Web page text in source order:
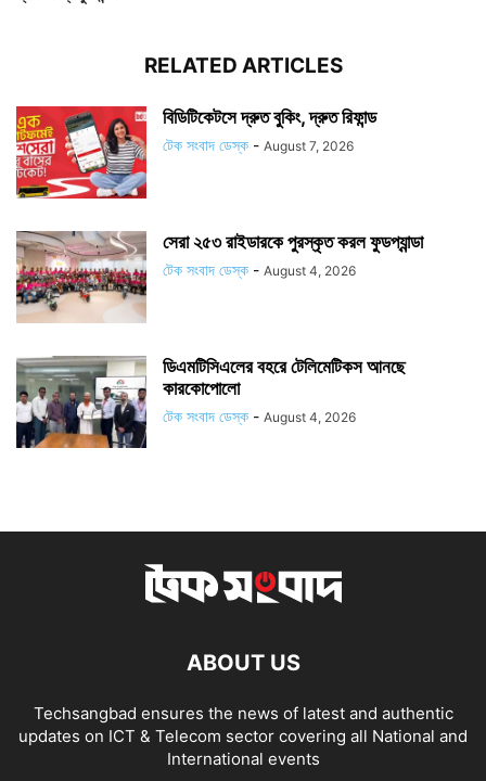
RELATED ARTICLES
বিডিটিকেটসে দ্রুত বুকিং, দ্রুত রিফান্ড
টেক সংবাদ ডেস্ক - August 7, 2026
সেরা ২৫৩ রাইডারকে পুরস্কৃত করল ফুডপ্যান্ডা
টেক সংবাদ ডেস্ক - August 4, 2026
ডিএমটিসিএলের বহরে টেলিমেটিকস আনছে
কারকোপোলো
টেক সংবাদ ডেস্ক - August 4, 2026
ABOUT US
Techsangbad ensures the news of latest and authentic
updates on ICT & Telecom sector covering all National and
International events